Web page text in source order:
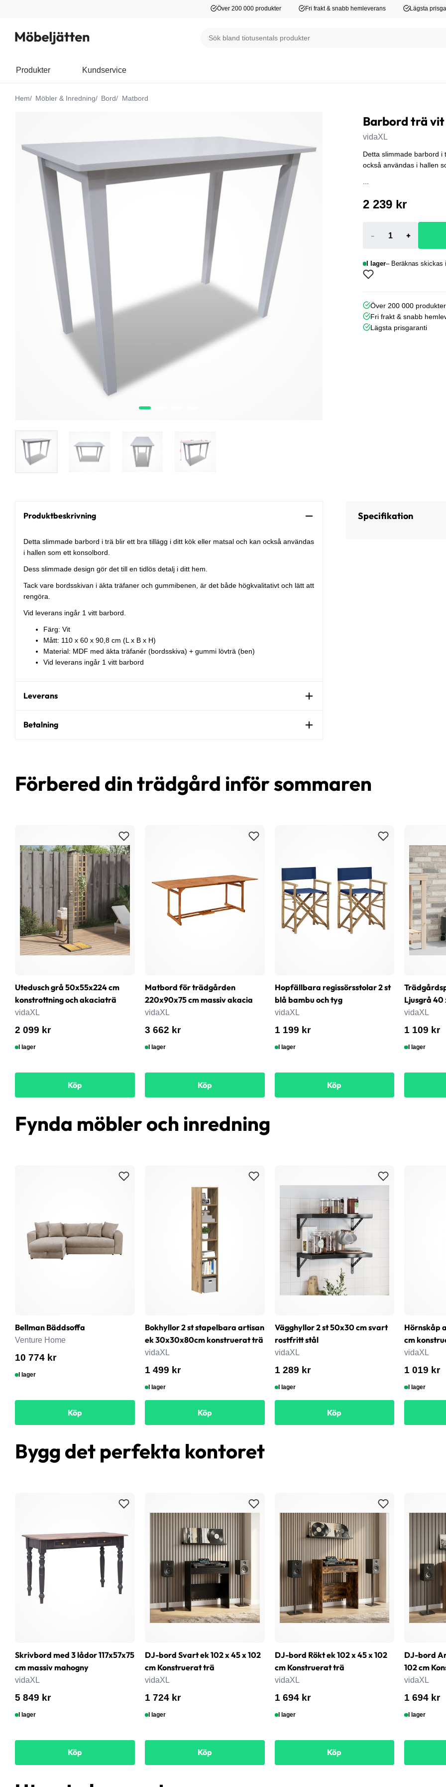
Över 200 000 produkter Fri frakt & snabb hemleverans Lägsta
Produkter Kundservice
Hem Möbler & Inredning Bord Matbord
Barbord trä vit
vidaXL
Detta slimmade barbord i
också användas i hallen
...
2 239 kr
- +
I lager Beräknas skickas
Över 200 000 produkter
Fri frakt & snabb
Lägsta prisgaranti
Produktbeskrivning
Detta slimmade barbord i trä blir ett bra tillägg i ditt kök eller matsal och kan också användas
i hallen som ett konsolbord.
Dess slimmade design gör det till en tidlös detalj i ditt hem.
Tack vare bordsskivan i äkta träfaner och gummibenen, är det både högkvalitativt och lätt att
rengöra.
Vid leverans ingår 1 vitt barbord.
Färg: Vit
Mått: 110 x 60 x 90,8 cm (L x B x H)
Material: MDF med äkta träfanér (bordsskiva) + gummi lövträ (ben)
Vid leverans ingår 1 vitt barbord
Leverans
Betalning
Specifikation
Förbered din trädgård inför sommaren
Utedusch grå 50x55x224 cm
konstrottning och akaciaträ
vidaXL
2 099 kr
I lager
Köp
Matbord för trädgården
220x90x75 cm massiv akacia
vidaXL
3 662 kr
I lager
Köp
Hopfällbara regissörsstolar 2 st
blå bambu och tyg
vidaXL
1 199 kr
I lager
Köp
Ljusgrå 40
vidaXL
1 109 kr
I lager
Fynda möbler och inredning
Bellman Bäddsoffa
Venture Home
10 774 kr
I lager
Köp
Bokhyllor 2 st stapelbara artisan
ek 30x30x80cm konstruerat trä
vidaXL
1 499 kr
I lager
Köp
Vägghyllor 2 st 50x30 cm svart
rostfritt stål
vidaXL
1 289 kr
I lager
Köp
Hörnskåp
cm
vidaXL
1 019 kr
I lager
Bygg det perfekta kontoret
Skrivbord med 3 lådor 117x57x75
cm massiv mahogny
vidaXL
5 849 kr
I lager
Köp
DJ-bord Svart ek 102 x 45 x 102
cm Konstruerat trä
vidaXL
1 724 kr
I lager
Köp
DJ-bord Rökt ek 102 x 45 x 102
cm Konstruerat trä
vidaXL
1 694 kr
I lager
Köp
DJ-bord
102 cm
vidaXL
1 694 kr
I lager